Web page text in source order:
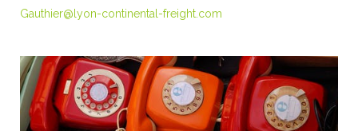
Gauthier@lyon-continental-freight.com